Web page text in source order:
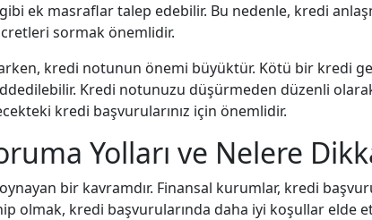
ek masraflar talep edebilir. Bu nedenle, kredi
sormak önemlidir.
kredi notunun önemi büyüktür. Kötü bir kredi
Kredi notunuzu düşürmeden düzenli
kredi başvurularınız için önemlidir.
Yolları ve Nelere
bir kavramdır. Finansal kurumlar, kredi
olmak, kredi başvurularında daha iyi koşullar elde